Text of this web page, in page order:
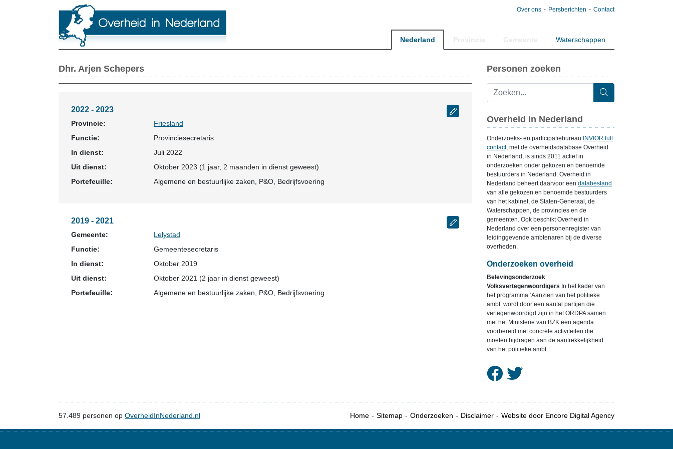
Over ons Persberichten Contact
Nederland Waterschappen
Dhr. Arjen Schepers
2022 - 2023
Provincie:
Friesland
Functie:
Provinciesecretaris
In dienst:
Juli 2022
Uit dienst:
Oktober 2023 (1 jaar, 2 maanden in dienst geweest)
Portefeuille:
Algemene en bestuurlijke zaken, P&O, Bedrijfsvoering
2019 - 2021
Gemeente:
Lelystad
Functie:
Gemeentesecretaris
In dienst:
Oktober 2019
Uit dienst:
Oktober 2021 (2 jaar in dienst geweest)
Portefeuille:
Algemene en bestuurlijke zaken, P&O, Bedrijfsvoering
Personen zoeken
Overheid in Nederland
Onderzoeks- en participatiebureau
INVIOR full
contact, met de overheidsdatabase Overheid
in Nederland, is sinds 2011 actief in
onderzoeken onder gekozen en benoemde
bestuurders in Nederland. Overheid in
Nederland beheert daarvoor een databestand
van alle gekozen en benoemde bestuurders
van het kabinet, de Staten-Generaal, de
Waterschappen, de provincies en de
gemeenten. Ook beschikt Overheid in
Nederland over een personenregister van
leidinggevende ambtenaren bij de diverse
overheden.
Onderzoeken overheid
Belevingsonderzoek
Volksvertegenwoordigers In het kader van
het programma ‘Aanzien van het politieke
ambt’ wordt door een aantal partijen die
vertegenwoordigd zijn in het ORDPA samen
met het Ministerie van BZK een agenda
voorbereid met concrete activiteiten die
moeten bijdragen aan de aantrekkelijkheid
van het politieke ambt.
57.489 personen op OverheidInNederland.nl Home Sitemap Onderzoeken Disclaimer Website door Encore Digital Agency